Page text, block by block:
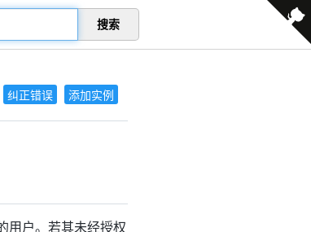
搜索
纠正错误 添加实例
用户。若其未经授权